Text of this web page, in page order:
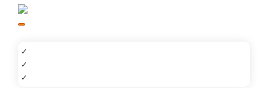
✓
✓
✓